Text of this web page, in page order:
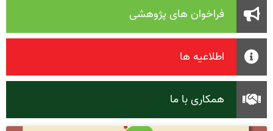
فراخوان های پژوهشی
اطلاعیه ها
همکاری با ما